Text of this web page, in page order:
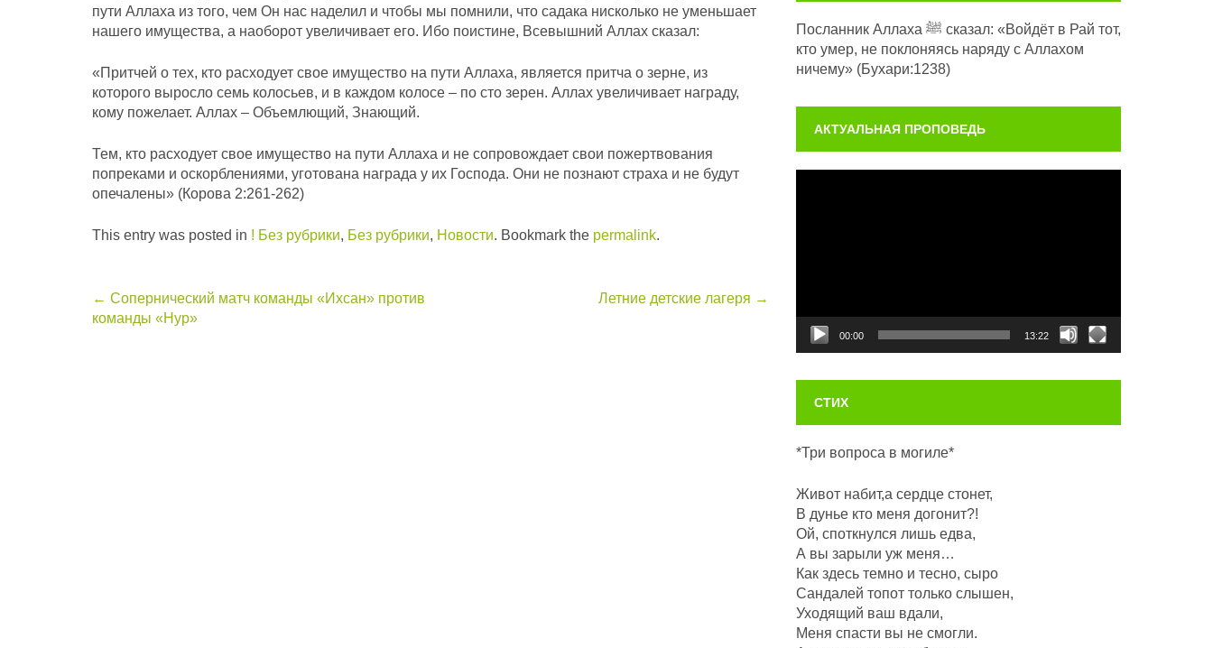
пути Аллаха из того, чем Он нас наделил и чтобы мы помнили, что садака нисколько не уменьшает
нашего имущества, а наоборот увеличивает его. Ибо поистине, Всевышний Аллах сказал:
«Притчей о тех, кто расходует свое имущество на пути Аллаха, является притча о зерне, из
которого выросло семь колосьев, и в каждом колосе – по сто зерен. Аллах увеличивает награду,
кому пожелает. Аллах – Объемлющий, Знающий.
Тем, кто расходует свое имущество на пути Аллаха и не сопровождает свои пожертвования
попреками и оскорблениями, уготована награда у их Господа. Они не познают страха и не будут
опечалены» (Корова 2:261-262)
This entry was posted in ! Без рубрики, Без рубрики, Новости. Bookmark the permalink.
Post
← Сопернический матч команды «Ихсан» против
команды «Нур»
Летние детские лагеря →
Посланник Аллаха ﷺ сказал: «Войдёт в Рай тот,
кто умер, не поклоняясь наряду с Аллахом
ничему» (Бухари:1238)
АКТУАЛЬНАЯ ПРОПОВЕДЬ
00:00 13:22
СТИХ
*Три вопроса в могиле*
Живот набит,а сердце стонет,
В дунье кто меня догонит?!
Ой, споткнулся лишь едва,
А вы зарыли уж меня…
Как здесь темно и тесно, сыро
Сандалей топот только слышен,
Уходящий ваш вдали,
Меня спасти вы не смогли.